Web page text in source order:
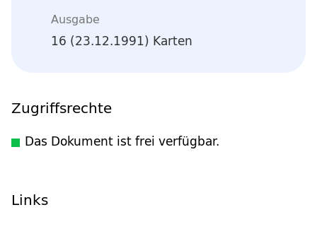
Ausgabe
16 (23.12.1991) Karten
Zugriffsrechte
Das Dokument ist frei verfügbar.
Links